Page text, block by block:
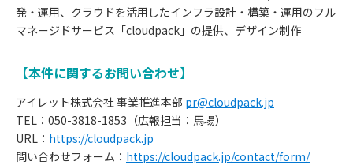
発・運用、クラウドを活用したインフラ設計・構築・運用のフル
マネージドサービス「cloudpack」の提供、デザイン制作
【本件に関するお問い合わせ】
アイレット株式会社 事業推進本部 pr@cloudpack.jp
TEL：050-3818-1853（広報担当：馬場）
URL： https://cloudpack.jp
問い合わせフォーム： https://cloudpack.jp/contact/form/
お